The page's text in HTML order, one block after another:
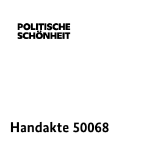
Handakte 50068